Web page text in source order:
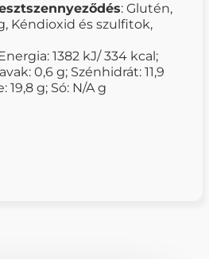
: Glutén,
Kéndioxid és szulfitok,
1382 kJ/ 334 kcal;
0,6 g; Szénhidrát: 11,9
g; Só: N/A g